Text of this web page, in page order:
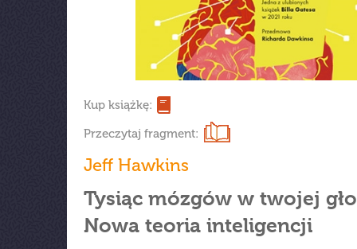
Kup książkę:
Przeczytaj fragment:
Jeff Hawkins
Tysiąc mózgów w twojej
Nowa teoria inteligencji